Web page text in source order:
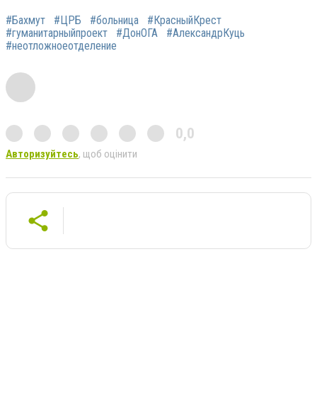
#Бахмут #ЦРБ #больница
#КрасныйКрест
#гуманитарныйпроект
#ДонОГА
#АлександрКуць
#неотложноеотделение
0,0
Авторизуйтесь, щоб оцінити